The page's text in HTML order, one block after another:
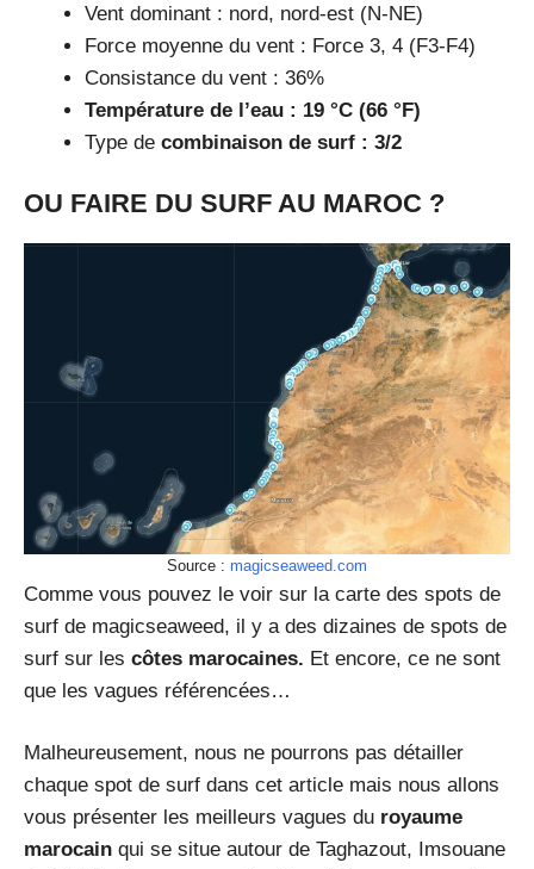
Vent dominant : nord, nord-est (N-NE)
Force moyenne du vent : Force 3, 4 (F3-F4)
Consistance du vent : 36%
Température de l’eau : 19 °C (66 °F)
Type de combinaison de surf : 3/2
OU FAIRE DU SURF AU MAROC ?
Source : magicseaweed.com
Comme vous pouvez le voir sur la carte des spots de
surf de magicseaweed, il y a des dizaines de spots de
surf sur les côtes marocaines. Et encore, ce ne sont
que les vagues référencées…
Malheureusement, nous ne pourrons pas détailler
chaque spot de surf dans cet article mais nous allons
vous présenter les meilleurs vagues du royaume
marocain qui se situe autour de Taghazout, Imsouane